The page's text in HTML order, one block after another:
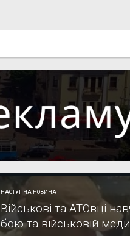
НАСТУПНА НОВИНА
Військові та АТОвці
бою та військовій